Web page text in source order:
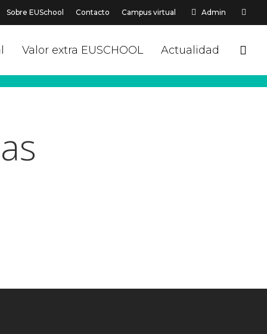
Sobre EUSchool Contacto Campus virtual Admin
Valor extra EUSCHOOL Actualidad